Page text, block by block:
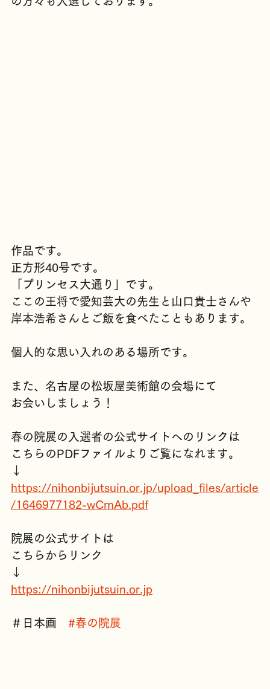
藤城正晴さん
作品です。
正方形40号です。
「プリンセス大通り」です。
ここの王将で愛知芸大の先生と山口貴士さんや
岸本浩希さんとご飯を食べたこともあります。
個人的な思い入れのある場所です。
また、名古屋の松坂屋美術館の会場にて
お会いしましょう！
春の院展の入選者の公式サイトへのリンクは
↓
https://nihonbijutsuin.or.jp/upload_files/article
/1646977182-wCmAb.pdf
院展の公式サイトは
↓
https://nihonbijutsuin.or.jp